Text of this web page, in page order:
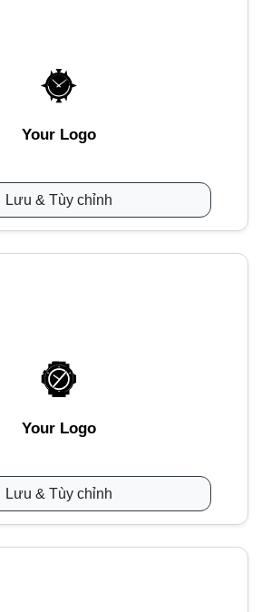
Your Logo
Lưu & Tùy chỉnh
Your Logo
Lưu & Tùy chỉnh